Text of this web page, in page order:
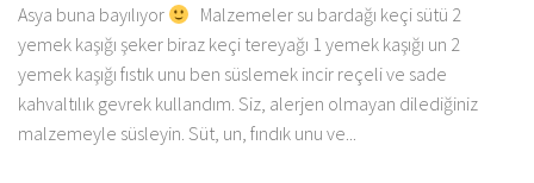
Asya buna bayılıyor
Malzemeler su bardağı keçi sütü 2
yemek kaşığı şeker biraz keçi tereyağı 1 yemek kaşığı un 2
yemek kaşığı fıstık unu ben süslemek incir reçeli ve sade
kahvaltılık gevrek kullandım. Siz, alerjen olmayan dilediğiniz
malzemeyle süsleyin. Süt, un, fındık unu ve...